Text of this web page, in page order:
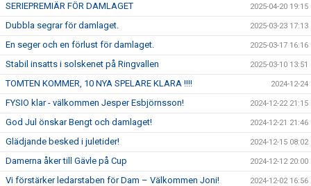
SERIEPREMIÄR FÖR DAMLAGET 2025-04-20 19:15
Dubbla segrar för damlaget. 2025-03-23 17:13
En seger och en förlust för damlaget. 2025-03-17 16:16
Stabil insatts i solskenet på Ringvallen 2025-03-10 13:51
TOMTEN KOMMER, 10 NYA SPELARE KLARA !!!! 2024-12-24
FYSIO klar - välkommen Jesper Esbjörnsson! 2024-12-22 21:15
God Jul önskar Bengt och damlaget! 2024-12-21 21:46
Glädjande besked i juletider! 2024-12-15 08:02
Damerna åker till Gävle på Cup 2024-12-12 20:00
Vi förstärker ledarstaben för Dam – Välkommen Joni! 2024-12-02 16:56